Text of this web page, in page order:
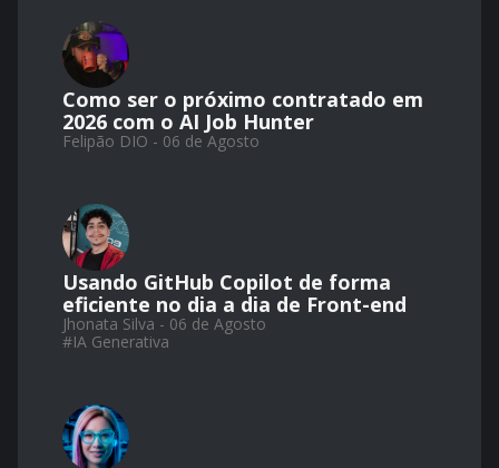
Como ser o próximo contratado em
2026 com o AI Job Hunter
Felipão DIO - 06 de Agosto
Usando GitHub Copilot de forma
eficiente no dia a dia de Front-end
Jhonata Silva - 06 de Agosto
#IA Generativa